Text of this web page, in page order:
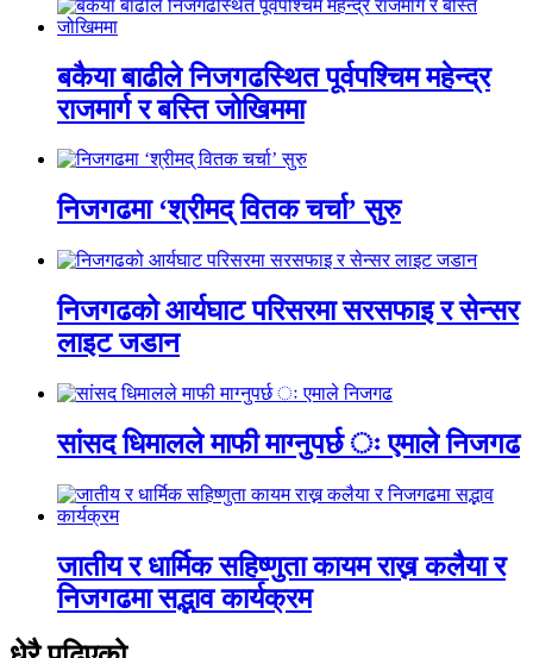
बकैया बाढीले निजगढस्थित पूर्वपश्चिम महेन्द्र
राजमार्ग र बस्ति जोखिममा
निजगढमा ‘श्रीमद् वितक चर्चा’ सुरु
निजगढको आर्यघाट परिसरमा सरसफाइ र सेन्सर
लाइट जडान
सांसद धिमालले माफी माग्नुपर्छ ः एमाले निजगढ
जातीय र धार्मिक सहिष्णुता कायम राख्न कलैया र
निजगढमा सद्भाव कार्यक्रम